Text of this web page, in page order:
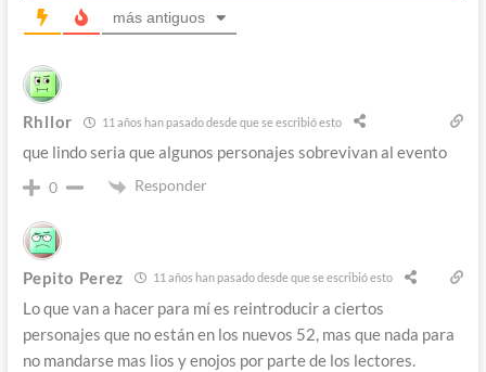
más antiguos
Rhllor 11 años han pasado desde que se escribió esto
que lindo seria que algunos personajes sobrevivan al evento
0 Responder
Pepito Perez 11 años han pasado desde que se escribió esto
Lo que van a hacer para mí es reintroducir a ciertos
personajes que no están en los nuevos 52, mas que nada para
no mandarse mas lios y enojos por parte de los lectores.